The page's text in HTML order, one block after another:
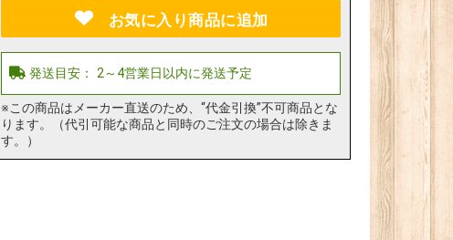
お気に入り商品に追加
※この商品はメーカー直送のため、“代金引換”不可商品とな
ります。（代引可能な商品と同時のご注文の場合は除きま
す。）